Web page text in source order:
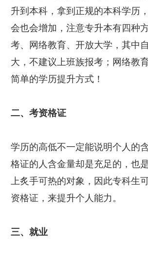
升到本科，拿到正规的本科学历
会也会增加，注意专升本有四种
考、网络教育、开放大学，其中
大，不建议上班族报考；网络教
简单的学历提升方式！
二、考资格证
学历的高低不一定能说明个人的
格证的人含金量却是充足的，也
上炙手可热的对象，因此专科生
资格证，来提升个人能力。
三、就业